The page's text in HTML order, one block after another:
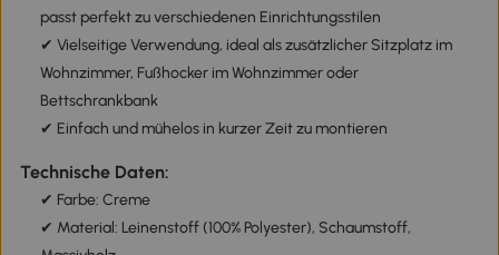
passt perfekt zu verschiedenen Einrichtungsstilen
✔ Vielseitige Verwendung, ideal als zusätzlicher Sitzplatz im
Wohnzimmer, Fußhocker im Wohnzimmer oder
Bettschrankbank
✔ Einfach und mühelos in kurzer Zeit zu montieren
Technische Daten:
✔ Farbe: Creme
✔ Material: Leinenstoff (100% Polyester), Schaumstoff,